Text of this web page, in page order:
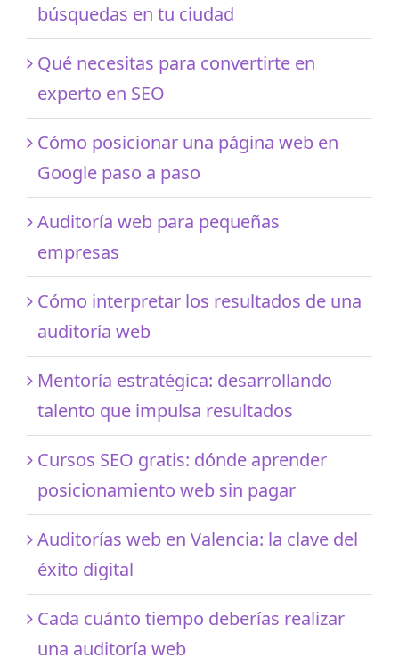
búsquedas en tu ciudad
Qué necesitas para convertirte en
experto en SEO
Cómo posicionar una página web en
Google paso a paso
Auditoría web para pequeñas
empresas
Cómo interpretar los resultados de una
auditoría web
Mentoría estratégica: desarrollando
talento que impulsa resultados
Cursos SEO gratis: dónde aprender
posicionamiento web sin pagar
Auditorías web en Valencia: la clave del
éxito digital
Cada cuánto tiempo deberías realizar
una auditoría web